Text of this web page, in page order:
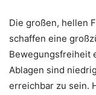
Die großen, hellen
schaffen eine
Bewegungsfreiheit
Ablagen sind
erreichbar zu sein.